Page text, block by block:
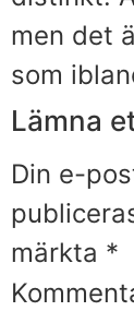
men det
som
Lämna
Din e-
märkta *